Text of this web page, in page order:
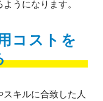
うになります。
コストを
キルに合致した人